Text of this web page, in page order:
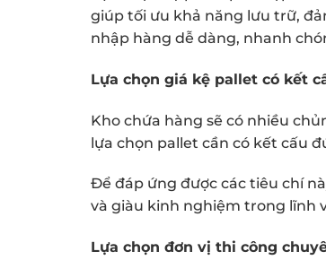
giúp tối ưu khả năng lưu trữ,
nhập hàng dễ dàng, nhanh
Lựa chọn giá kệ pallet có kết
Kho chứa hàng sẽ có nhiều
lựa chọn pallet cần có kết cấu
Để đáp ứng được các tiêu chí
và giàu kinh nghiệm trong lĩnh
Lựa chọn đơn vị thi công